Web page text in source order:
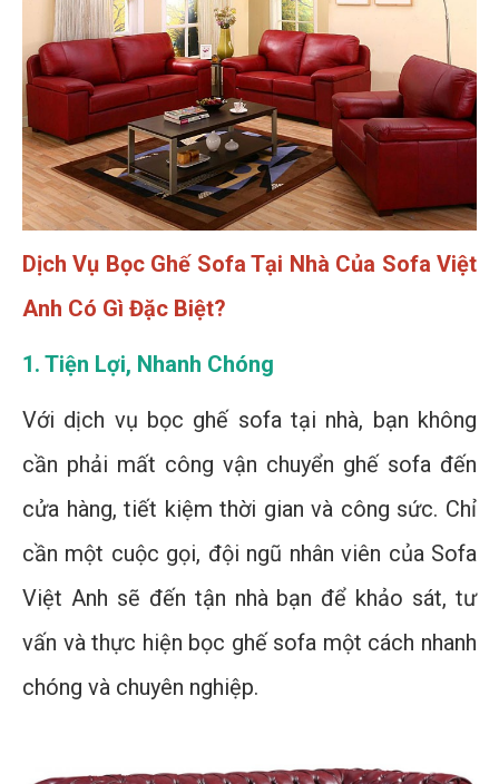
Dịch Vụ Bọc Ghế Sofa Tại Nhà Của Sofa Việt
Anh Có Gì Đặc Biệt?
1. Tiện Lợi, Nhanh Chóng
Với dịch vụ bọc ghế sofa tại nhà, bạn không
cần phải mất công vận chuyển ghế sofa đến
cửa hàng, tiết kiệm thời gian và công sức. Chỉ
cần một cuộc gọi, đội ngũ nhân viên của Sofa
Việt Anh sẽ đến tận nhà bạn để khảo sát, tư
vấn và thực hiện bọc ghế sofa một cách nhanh
chóng và chuyên nghiệp.